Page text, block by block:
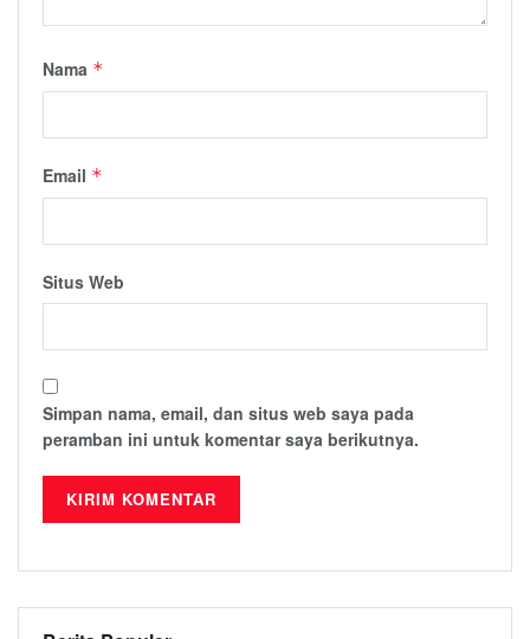
Nama *
Email *
Situs Web
Simpan nama, email, dan situs web saya pada
peramban ini untuk komentar saya berikutnya.